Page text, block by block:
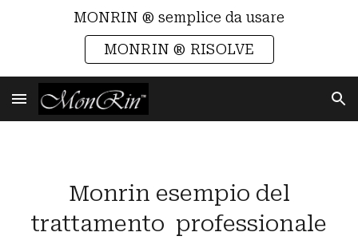
MONRIN ® semplice da usare
MONRIN ® RISOLVE
Monrin esempio del
trattamento professionale